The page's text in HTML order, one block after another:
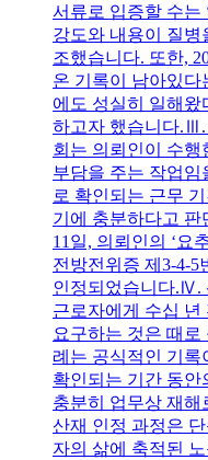
서류로 입증할 수는
강도와 내용이 질
조했습니다. 또한,
온 기록이 남아있다
에도 성실히 일해왔
하고자 했습니다.Ⅲ.
회는 의뢰인이 수
부담을 주는 작업임
로 확인되는 근무
기에 충분하다고 판
11일, 의뢰인의 ‘요
전방전위증 제3-4-5
인정되었습니다.Ⅳ.
근로자에게 수십 년
요구하는 것은 때
례는 공식적인 기
확인되는 기간 동안
충분히 업무상 재해
산재 인정 과정은
자의 삶에 축적된